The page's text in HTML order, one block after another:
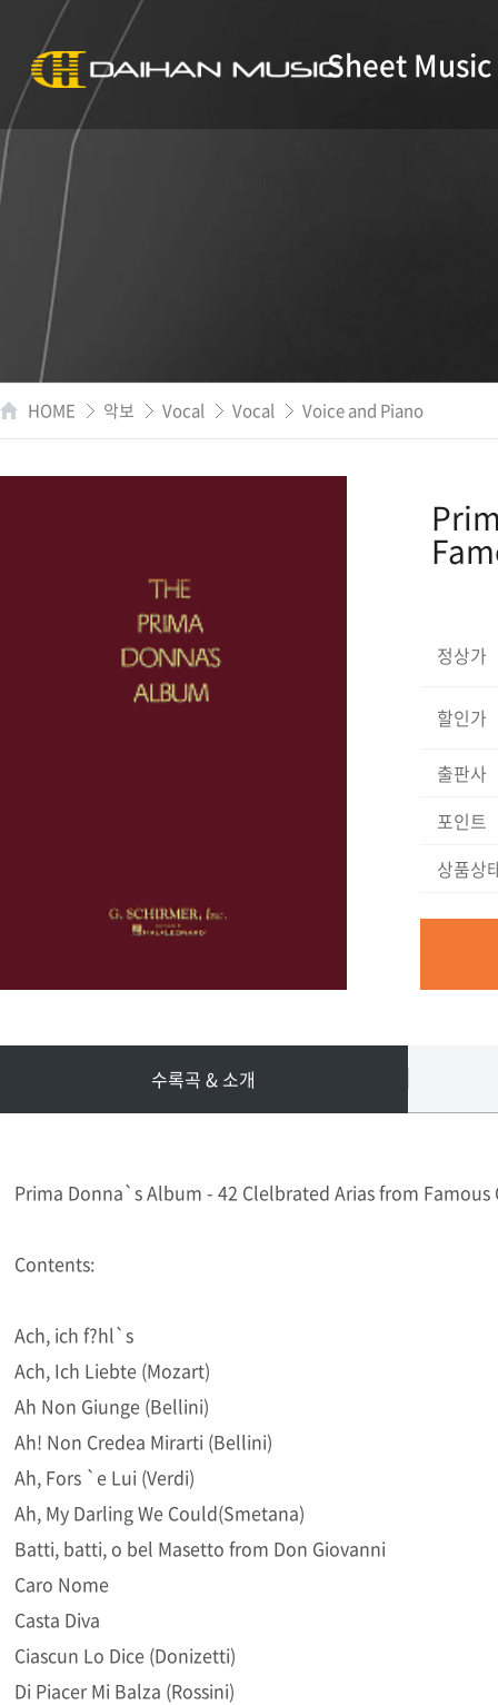
Sheet Music
HOME 악보 Vocal Vocal Voice and Piano
정상가
할인가
출판사
포인트
상품상
수록곡 & 소개
Prima Donna`s Album - 42 Clelbrated Arias from Famous
Contents:
Ach, ich f?hl`s
Ach, Ich Liebte (Mozart)
Ah Non Giunge (Bellini)
Ah! Non Credea Mirarti (Bellini)
Ah, Fors `e Lui (Verdi)
Ah, My Darling We Could(Smetana)
Batti, batti, o bel Masetto from Don Giovanni
Caro Nome
Casta Diva
Ciascun Lo Dice (Donizetti)
Di Piacer Mi Balza (Rossini)